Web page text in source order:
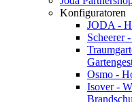
Konfiguratoren
JODA -
Scheerer
Osmo -
Isover -